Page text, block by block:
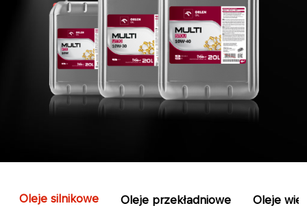
Oleje silnikowe Oleje przekładniowe Oleje